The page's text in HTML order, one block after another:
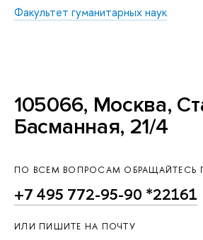
Факультет гуманитарных наук
105066, Москва,
Басманная, 21/4
ПО ВСЕМ ВОПРОСАМ ОБРАЩАЙТЕСЬ
+7 495 772-95-90 *22161
ИЛИ ПИШИТЕ НА ПОЧТУ